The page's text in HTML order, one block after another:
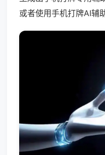
或者使用手机打牌AI辅